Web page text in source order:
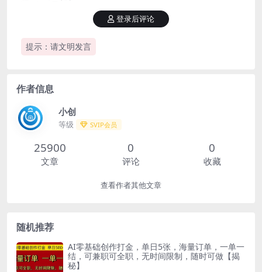
提示：请文明发言
登录后评论
作者信息
小创
等级 SVIP会员
25900
文章
0
评论
0
收藏
查看作者其他文章
随机推荐
AI零基础创作打金，单日5张，海量订单，一单一
结，可兼职可全职，无时间限制，随时可做【揭
秘】